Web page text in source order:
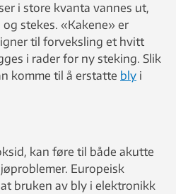
i store kvanta vannes ut,
stekes. «Kakene» er
til forveksling et hvitt
i rader for ny steking. Slik
komme til å erstatte bly i
kan føre til både akutte
Europeisk
bruken av bly i elektronikk